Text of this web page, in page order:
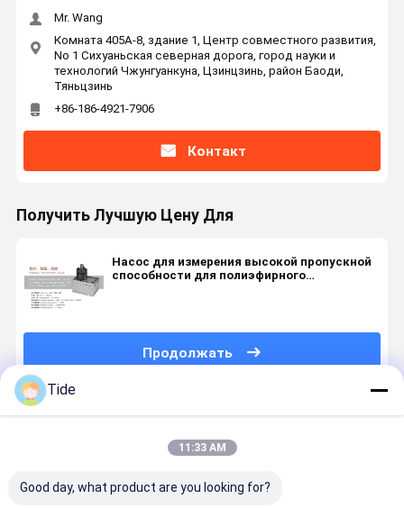
Mr. Wang
Комната 405A-8, здание 1, Центр совместного развития,
No 1 Сихуаньская северная дорога, город науки и
технологий Чжунгуанкуна, Цзинцзинь, район Баоди,
Тяньцзинь
+86-186-4921-7906
Контакт
Получить Лучшую Цену Для
Насос для измерения высокой пропускной
способности для полиэфирного
Продолжать
Порекомендованные Продукты
Tide
11:33 AM
Good day, what product are you looking for?